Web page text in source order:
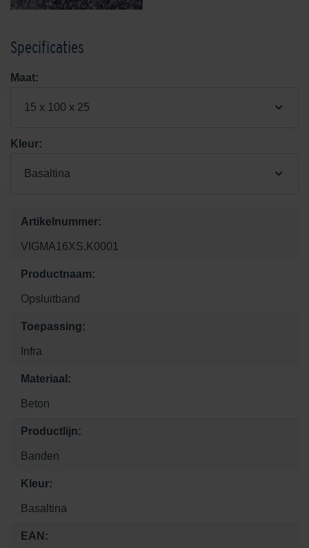
Specificaties
Maat:
15 x 100 x 25
Kleur:
Basaltina
Artikelnummer:
VIGMA16XS.K0001
Productnaam:
Opsluitband
Toepassing:
Infra
Materiaal:
Beton
Productlijn:
Banden
Kleur:
Basaltina
EAN: